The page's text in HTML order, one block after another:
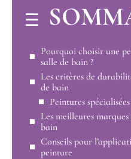
Pourquoi choisir une
salle de bain ?
Les critères de
de bain
Peintures spécialisées
Les meilleures
bain
Conseils pour
peinture